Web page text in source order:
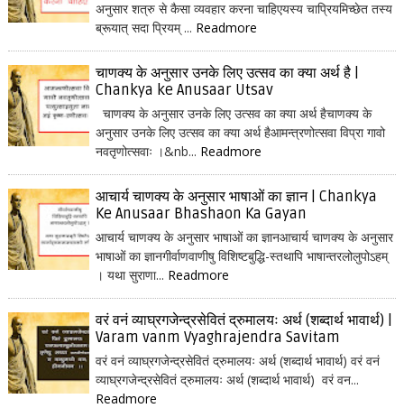
अनुसार शत्रु से कैसा व्यवहार करना चाहिएयस्य चाप्रियमिच्छेत तस्य
ब्रूयात् सदा प्रियम् ... Readmore
चाणक्य के अनुसार उनके लिए उत्सव का क्या अर्थ है |
Chankya ke Anusaar Utsav
चाणक्य के अनुसार उनके लिए उत्सव का क्या अर्थ हैचाणक्य के
अनुसार उनके लिए उत्सव का क्या अर्थ हैआमन्त्रणोत्सवा विप्रा गावो
नवतृणोत्सवाः ।&nb... Readmore
आचार्य चाणक्य के अनुसार भाषाओं का ज्ञान | Chankya
Ke Anusaar Bhashaon Ka Gayan
आचार्य चाणक्य के अनुसार भाषाओं का ज्ञानआचार्य चाणक्य के अनुसार
भाषाओं का ज्ञानगीर्वाणवाणीषु विशिष्टबुद्धि-स्तथापि भाषान्तरलोलुपोऽहम्
। यथा सुराणा... Readmore
वरं वनं व्याघ्रगजेन्द्रसेवितं द्रुमालयः अर्थ (शब्दार्थ भावार्थ) |
Varam vanm Vyaghrajendra Savitam
वरं वनं व्याघ्रगजेन्द्रसेवितं द्रुमालयः अर्थ (शब्दार्थ भावार्थ) वरं वनं
व्याघ्रगजेन्द्रसेवितं द्रुमालयः अर्थ (शब्दार्थ भावार्थ) वरं वन...
Readmore